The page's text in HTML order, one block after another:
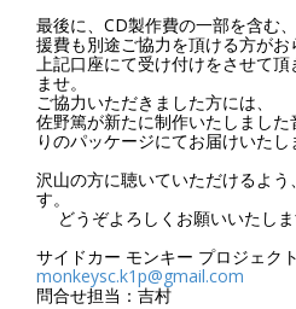
最後に、CD製作費の一部を含む
援費も別途ご協力を頂ける方がお
上記口座にて受け付けをさせて
ませ。
ご協力いただきました方には、
佐野篤が新たに制作いたしまし
りのパッケージにてお届けいたし
沢山の方に聴いていただけるよ
す。
どうぞよろしくお願いいたしま
サイドカー モンキー プロジェク
monkeysc.k1p@gmail.com
問合せ担当：吉村